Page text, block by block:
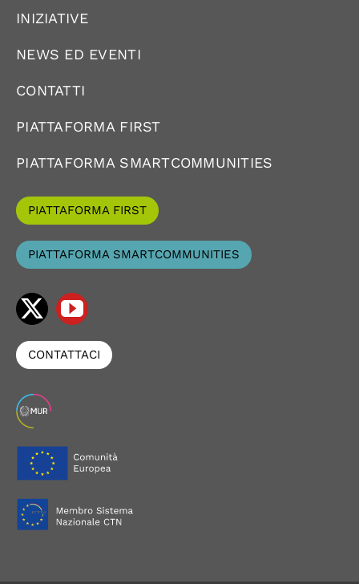
INIZIATIVE
NEWS ED EVENTI
CONTATTI
PIATTAFORMA FIRST
PIATTAFORMA SMARTCOMMUNITIES
PIATTAFORMA FIRST
PIATTAFORMA SMARTCOMMUNITIES
CONTATTACI